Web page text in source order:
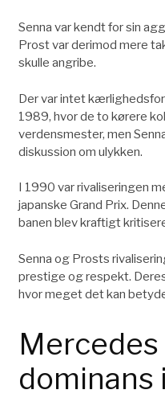
Senna var kendt for sin
Prost var derimod mere
skulle angribe.
Der var intet
1989, hvor de to kørere
verdensmester, men
diskussion om ulykken.
I 1990 var rivaliseringen
japanske Grand Prix.
banen blev kraftigt
Senna og Prosts
prestige og respekt.
hvor meget det kan
Mercedes
dominans